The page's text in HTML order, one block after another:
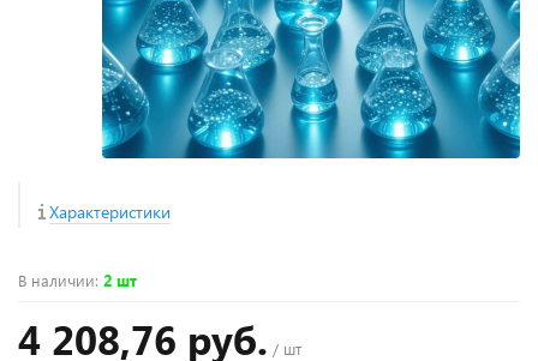
Характеристики
В наличии: 2 шт
4 208,76 руб. / шт